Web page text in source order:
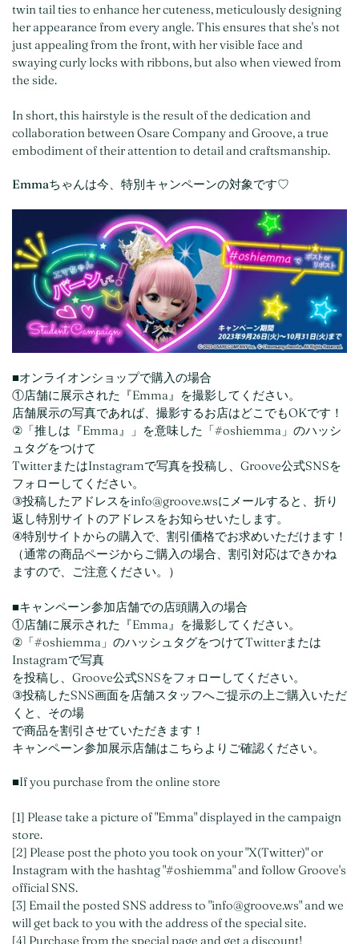
twin tail ties to enhance her cuteness, meticulously designing
her appearance from every angle. This ensures that she's not
just appealing from the front, with her visible face and
swaying curly locks with ribbons, but also when viewed from
the side.
In short, this hairstyle is the result of the dedication and
collaboration between Osare Company and Groove, a true
embodiment of their attention to detail and craftsmanship.
Emmaちゃんは今、特別キャンペーンの対象です♡
■オンライオンショップで購入の場合
①店舗に展示された『Emma』を撮影してください。
店舗展示の写真であれば、撮影するお店はどこでもOKです！
②「推しは『Emma』」を意味した「#oshiemma」のハッシ
ュタグをつけて
TwitterまたはInstagramで写真を投稿し、Groove公式SNSを
フォローしてください。
③投稿したアドレスをinfo@groove.wsにメールすると、折り
返し特別サイトのアドレスをお知らせいたします。
④特別サイトからの購入で、割引価格でお求めいただけます！
（通常の商品ページからご購入の場合、割引対応はできかね
ますので、ご注意ください。）
■キャンペーン参加店舗での店頭購入の場合
①店舗に展示された『Emma』を撮影してください。
②「#oshiemma」のハッシュタグをつけてTwitterまたは
Instagramで写真
を投稿し、Groove公式SNSをフォローしてください。
③投稿したSNS画面を店舗スタッフへご提示の上ご購入いただ
くと、その場
で商品を割引させていただきます！
キャンペーン参加展示店舗はこちらよりご確認ください。
■If you purchase from the online store
[1] Please take a picture of "Emma" displayed in the campaign
store.
[2] Please post the photo you took on your "X(Twitter)" or
Instagram with the hashtag "#oshiemma" and follow Groove's
official SNS.
[3] Email the posted SNS address to "info@groove.ws" and we
will get back to you with the address of the special site.
[4] Purchase from the special page and get a discount!